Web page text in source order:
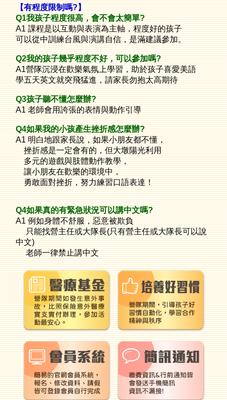
【有程度限制嗎?】
Q1我孩子程度很高，會不會太簡單?
A1 課程是以互動與表演為主軸，程度好的孩子
可以從中訓練台風與演講自信，是滿建議參加。
Q2我的孩子幾乎程度不好，可以參加嗎?
A1營隊沉浸在歡樂氣氛上學習，助於孩子喜愛美語
學五天英文就突飛猛進，請家長勿抱太高期待
Q3孩子聽不懂怎麼辦?
A1 老師會用誇張的表情與動作引導
Q4如果我的小孩產生挫折感怎麼辦?
A1 明白地跟家長說，如果小朋友都不懂，
挫折感是一定會有的，但大墩陽光利用
多元的遊戲與肢體動作教學，
讓小朋友在歡樂的環境中，
勇敢面對挫折，努力練習口語表達！
Q4如果真的有緊急狀況可以講中文嗎?
A1 例如身體不舒服，惡意被欺負
只能找營主任或大隊長(只有營主任或大隊長可以說
中文)
老師一律禁止講中文